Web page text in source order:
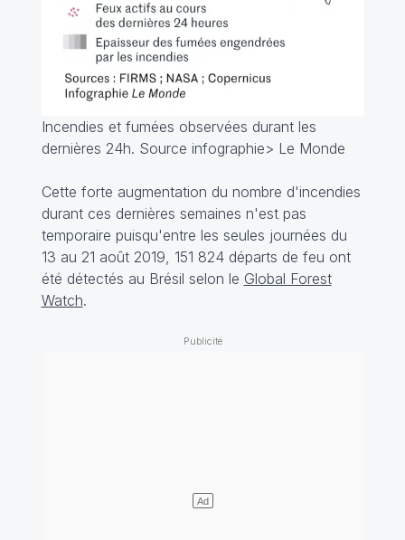
Incendies et fumées observées durant les
dernières 24h. Source infographie> Le Monde
Cette forte augmentation du nombre d'incendies
durant ces dernières semaines n'est pas
temporaire puisqu'entre les seules journées du
13 au 21 août 2019, 151 824départs de feu ont
été détectés au Brésil selon le Global Forest
Watch.